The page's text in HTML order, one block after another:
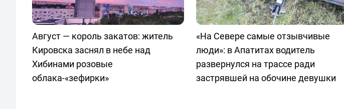
Август — король закатов: житель
Кировска заснял в небе над
Хибинами розовые
облака-«зефирки»
«На Севере самые отзывчивые
люди»: в Апатитах водитель
развернулся на трассе ради
застрявшей на обочине девушки